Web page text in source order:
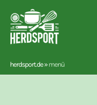
Inhalt
springen
herdsport.de»menü